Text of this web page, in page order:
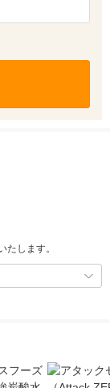
します。